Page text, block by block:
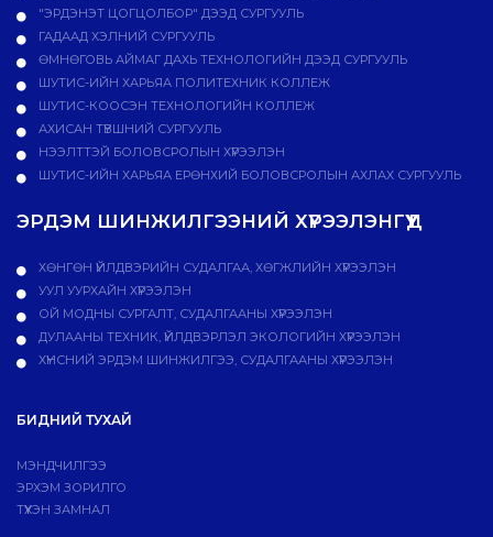
"ЭРДЭНЭТ ЦОГЦОЛБОР" ДЭЭД СУРГУУЛЬ
ГАДААД ХЭЛНИЙ СУРГУУЛЬ
ӨМНӨГОВЬ АЙМАГ ДАХЬ ТЕХНОЛОГИЙН ДЭЭД СУРГУУЛЬ
ШУТИС-ИЙН ХАРЬЯА ПОЛИТЕХНИК КОЛЛЕЖ
ШУТИС-КООСЭН ТЕХНОЛОГИЙН КОЛЛЕЖ
АХИСАН ТҮВШНИЙ СУРГУУЛЬ
НЭЭЛТТЭЙ БОЛОВСРОЛЫН ХҮРЭЭЛЭН
ШУТИС-ИЙН ХАРЬЯА ЕРӨНХИЙ БОЛОВСРОЛЫН АХЛАХ СУРГУУЛЬ
ЭРДЭМ ШИНЖИЛГЭЭНИЙ ХҮРЭЭЛЭНГҮҮД
ХӨНГӨН ҮЙЛДВЭРИЙН СУДАЛГАА, ХӨГЖЛИЙН ХҮРЭЭЛЭН
УУЛ УУРХАЙН ХҮРЭЭЛЭН
ОЙ МОДНЫ СУРГАЛТ, СУДАЛГААНЫ ХҮРЭЭЛЭН
ДУЛААНЫ ТЕХНИК, ҮЙЛДВЭРЛЭЛ ЭКОЛОГИЙН ХҮРЭЭЛЭН
ХҮНСНИЙ ЭРДЭМ ШИНЖИЛГЭЭ, СУДАЛГААНЫ ХҮРЭЭЛЭН
БИДНИЙ ТУХАЙ
МЭНДЧИЛГЭЭ
ЭРХЭМ ЗОРИЛГО
ТҮҮХЭН ЗАМНАЛ